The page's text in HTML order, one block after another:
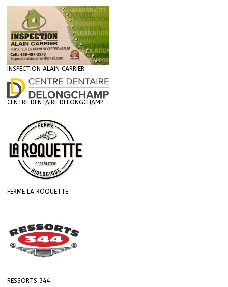
INSPECTION ALAIN CARRIER
CENTRE DENTAIRE DELONGCHAMP
FERME LA ROQUETTE
RESSORTS 344